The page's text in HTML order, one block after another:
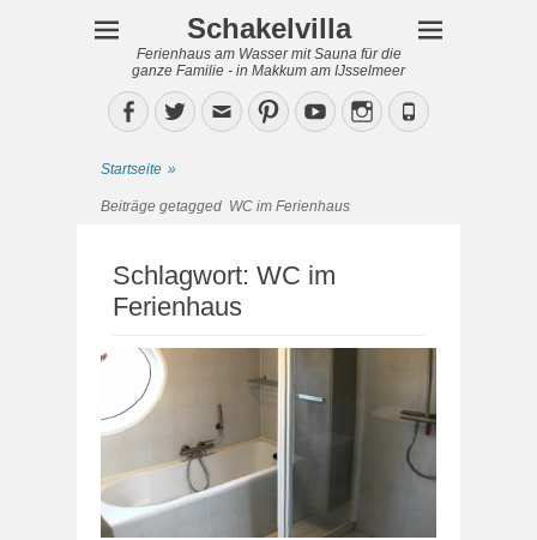
Schakelvilla
Ferienhaus am Wasser mit Sauna für die
ganze Familie - in Makkum am IJsselmeer
Facebook
TwitterEmailPinterestYouTubeInstagram
Phone
Startseite »
Beiträge getagged WC im Ferienhaus
Schlagwort: WC im
Ferienhaus